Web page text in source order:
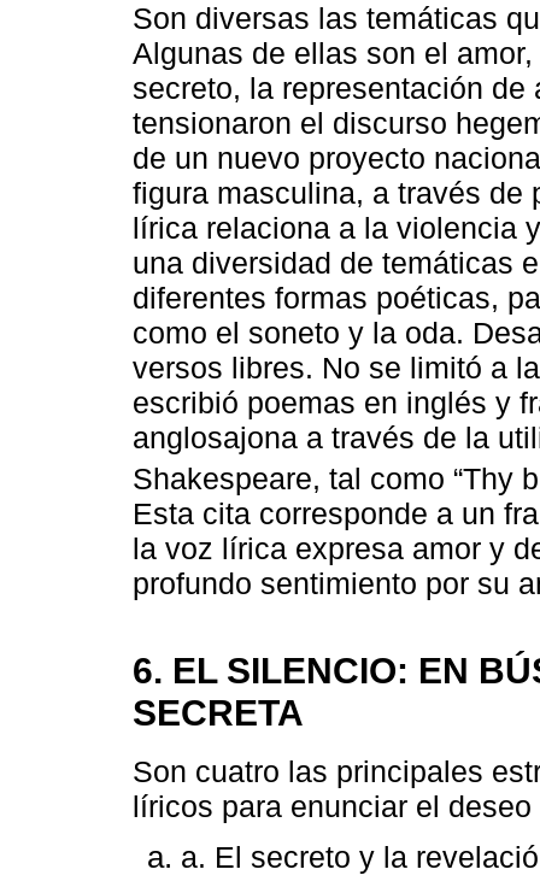
Son diversas las temáticas
Algunas de ellas son el
secreto, la representación
tensionaron el discurso
de un nuevo proyecto
figura masculina, a través de
lírica relaciona a la violencia
una diversidad de temáticas
diferentes formas poéticas,
como el soneto y la oda.
versos libres. No se limitó a
escribió poemas en inglés y
anglosajona a través de la
Shakespeare, tal como “Thy
Esta cita corresponde a un
la voz lírica expresa amor y
profundo sentimiento por su
6. EL SILENCIO: EN
SECRETA
Son cuatro las principales
líricos para enunciar el
a. El secreto y la